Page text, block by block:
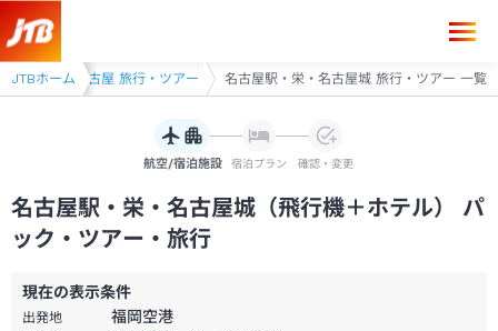
JTBホーム
ツアー 名古屋 旅行・ツアー 名古屋駅・栄・名古屋城 旅行・ツアー 一覧
航空/宿泊施設 宿泊プラン 確認・変更
名古屋駅・栄・名古屋城（飛行機＋ホテル） パ
ック・ツアー・旅行
現在の表示条件
出発地 福岡空港